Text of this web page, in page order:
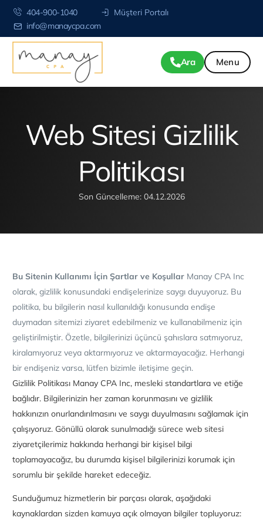
404-900-1040
info@manaycpa.com
Müşteri Portalı
Ara
Web Sitesi Gizlilik
Politikası
Son Güncelleme: 04.12.2026
Bu Sitenin Kullanımı İçin Şartlar ve KoşullarManay CPA Inc
olarak, gizlilik konusundaki endişelerinize saygı duyuyoruz. Bu
politika, bu bilgilerin nasıl kullanıldığı konusunda endişe
duymadan sitemizi ziyaret edebilmeniz ve kullanabilmeniz için
geliştirilmiştir. Özetle, bilgilerinizi üçüncü şahıslara satmıyoruz,
kiralamıyoruz veya aktarmıyoruz ve aktarmayacağız. Herhangi
bir endişeniz varsa, lütfen bizimle iletişime geçin.
Gizlilik Politikası Manay CPA Inc, mesleki standartlara ve etiğe
bağlıdır. Bilgilerinizin her zaman korunmasını ve gizlilik
hakkınızın onurlandırılmasını ve saygı duyulmasını sağlamak için
çalışıyoruz. Gönüllü olarak sunulmadığı sürece web sitesi
ziyaretçilerimiz hakkında herhangi bir kişisel bilgi
toplamayacağız, bu durumda kişisel bilgilerinizi korumak için
sorumlu bir şekilde hareket edeceğiz.
Sunduğumuz hizmetlerin bir parçası olarak, aşağıdaki
kaynaklardan sizden kamuya açık olmayan bilgiler topluyoruz: